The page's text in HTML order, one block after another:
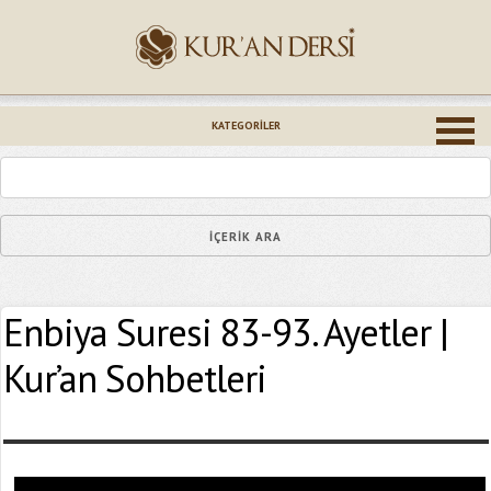
KATEGORILER
Enbiya Suresi 83-93. Ayetler |
Kur’an Sohbetleri
Epostanız (*)
Yaşadığınız Hatanın Ayrıntıları